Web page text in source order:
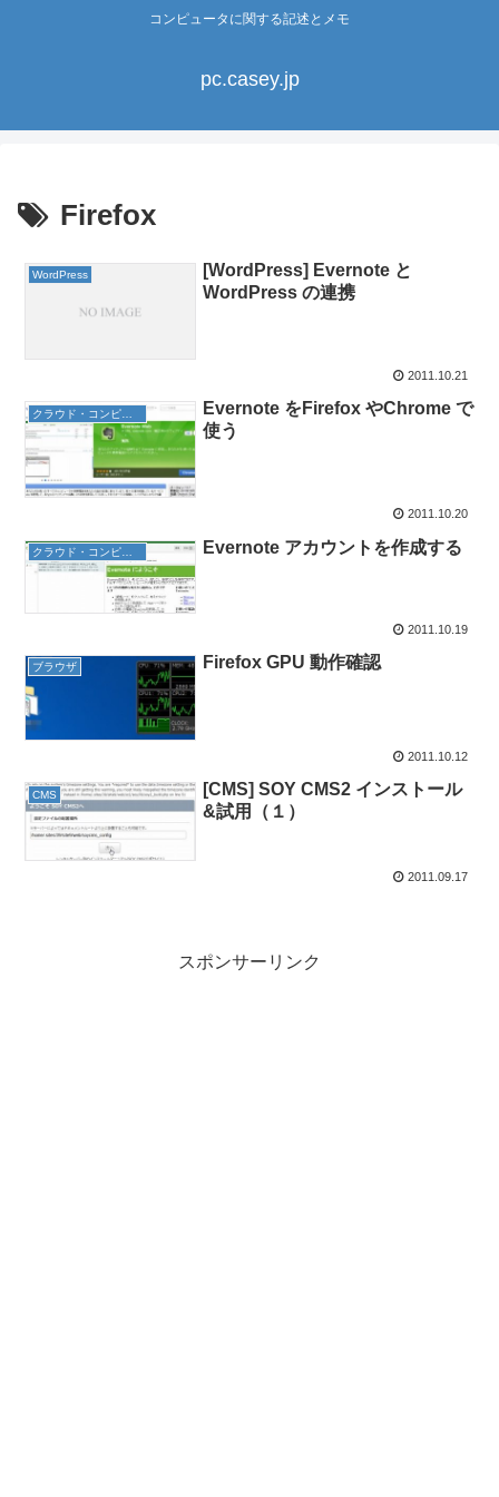
コンピュータに関する記述とメモ
pc.casey.jp
Firefox
WordPress
[WordPress] Evernote と
WordPress の連携
2011.10.21
クラウド・コンピューティング
Evernote をFirefox やChrome で
使う
2011.10.20
クラウド・コンピューティング Evernote アカウントを作成する
2011.10.19
ブラウザ Firefox GPU 動作確認
2011.10.12
CMS
[CMS] SOY CMS2 インストール
&試用（１）
2011.09.17
スポンサーリンク